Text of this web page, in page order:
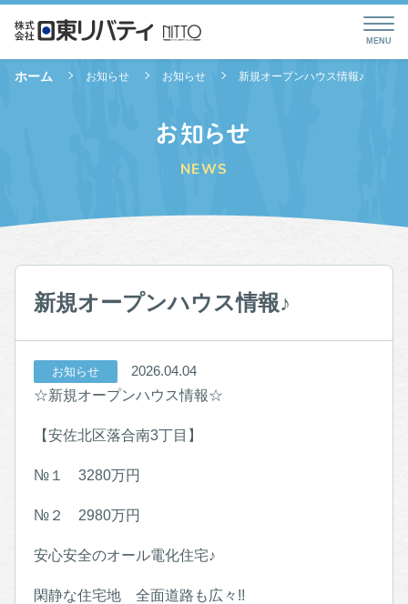
ホーム お知らせ お知らせ 新規オープンハウス情報♪
お知らせ
NEWS
新規オープンハウス情報♪
お知らせ
2026.04.04
☆新規オープンハウス情報☆
【安佐北区落合南3丁目】
№１ 3280万円
№２ 2980万円
安心安全のオール電化住宅♪
閑静な住宅地 全面道路も広々!!